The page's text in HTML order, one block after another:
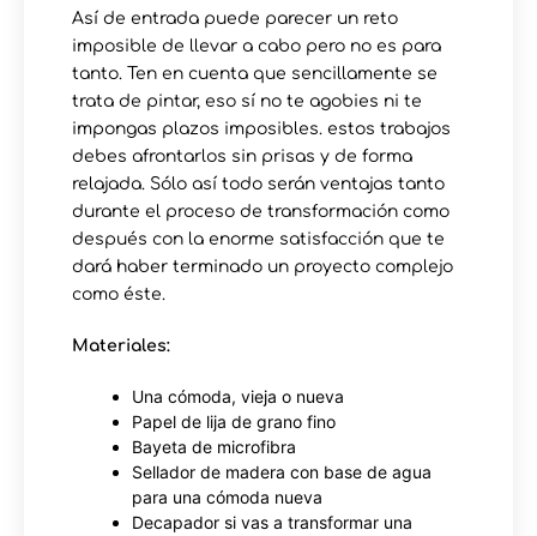
Así de entrada puede parecer un reto
imposible de llevar a cabo pero no es para
tanto. Ten en cuenta que sencillamente se
trata de pintar, eso sí no te agobies ni te
impongas plazos imposibles. estos trabajos
debes afrontarlos sin prisas y de forma
relajada. Sólo así todo serán ventajas tanto
durante el proceso de transformación como
después con la enorme satisfacción que te
dará haber terminado un proyecto complejo
como éste.
Materiales:
Una cómoda, vieja o nueva
Papel de lija de grano fino
Bayeta de microfibra
Sellador de madera con base de agua
para una cómoda nueva
Decapador si vas a transformar una